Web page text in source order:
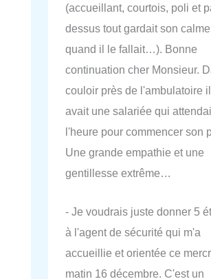
(accueillant, courtois, poli et
dessus tout gardait son calme
quand il le fallait…). Bonne
continuation cher Monsieur.
couloir près de l'ambulatoire
avait une salariée qui
l'heure pour commencer son
Une grande empathie et une
gentillesse extrême…
- Je voudrais juste donner 5
à l'agent de sécurité qui m'a
accueillie et orientée ce
matin 16 décembre. C'est un